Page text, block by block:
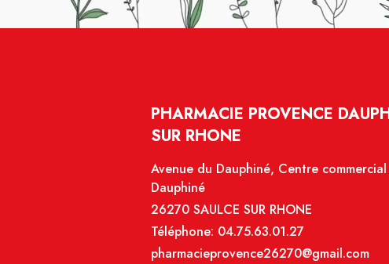
PHARMACIE PROVENCE
SUR RHONE
Avenue du Dauphiné, Centre
Dauphiné
26270 SAULCE SUR RHONE
Téléphone: 04.75.63.01.27
pharmacieprovence26270@gmail.com